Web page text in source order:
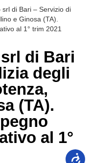
srl di Bari – Servizio di
e Ginosa (TA).
al 1° trim 2021
di Bari
degli
(TA).
al 1°